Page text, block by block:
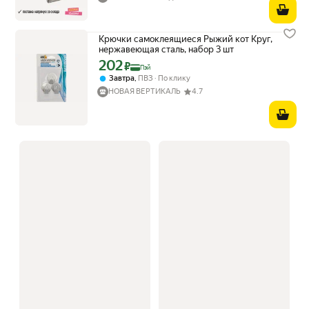
Крючки самоклеящиеся Рыжий кот Круг,
нержавеющая сталь, набор 3 шт
Цена с картой Яндекс Пэй 202 ₽ вместо
202₽ Пэй
Завтра, ПВЗ
По клику
НОВАЯ ВЕРТИКАЛЬ
4.7